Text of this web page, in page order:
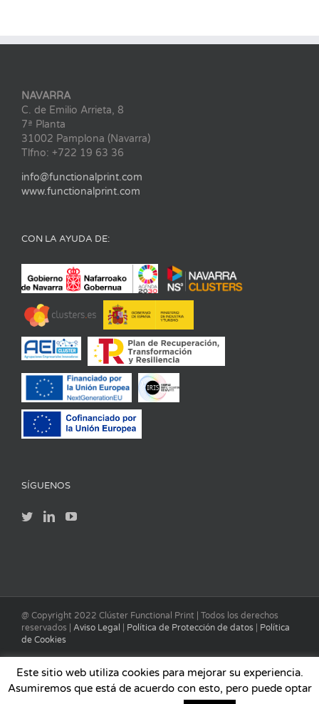
NAVARRA
C. de Emilio Arrieta, 8
7ª Planta
31002 Pamplona (Navarra)
Tlfno: +722 19 63 36
info@functionalprint.com
www.functionalprint.com
CON LA AYUDA DE:
SÍGUENOS
@ Copyright 2022 Clúster Functional Print | Todos los derechos
reservados | Aviso Legal Política de Protección de datos
Política
de Cookies
Este sitio web utiliza cookies para mejorar su experiencia.
Asumiremos que está de acuerdo con esto, pero puede optar